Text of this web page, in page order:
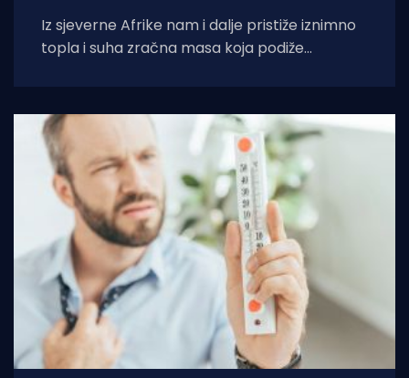
Iz sjeverne Afrike nam i dalje pristiže iznimno
topla i suha zračna masa koja podiže